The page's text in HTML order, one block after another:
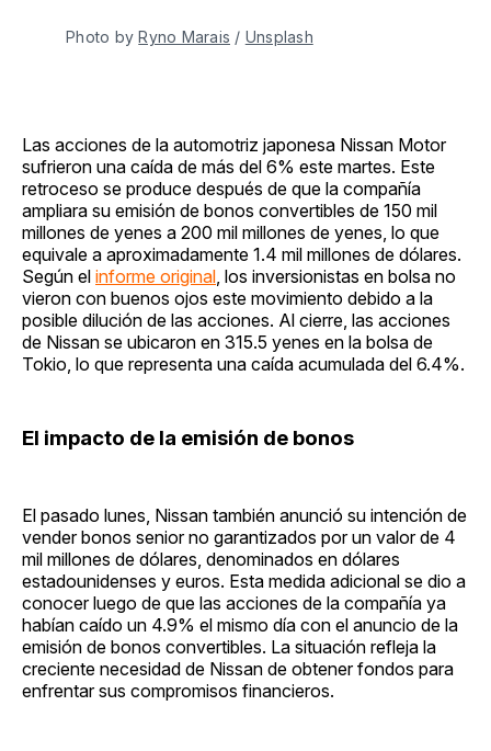
Photo by Ryno Marais / Unsplash
Las acciones de la automotriz japonesa Nissan Motor
sufrieron una caída de más del 6% este martes. Este
retroceso se produce después de que la compañía
ampliara su emisión de bonos convertibles de 150 mil
millones de yenes a 200 mil millones de yenes, lo que
equivale a aproximadamente 1.4 mil millones de dólares.
Según el informe original , los inversionistas en bolsa no
vieron con buenos ojos este movimiento debido a la
posible dilución de las acciones. Al cierre, las acciones
de Nissan se ubicaron en 315.5 yenes en la bolsa de
Tokio, lo que representa una caída acumulada del 6.4%.
El impacto de la emisión de bonos
El pasado lunes, Nissan también anunció su intención de
vender bonos senior no garantizados por un valor de 4
mil millones de dólares, denominados en dólares
estadounidenses y euros. Esta medida adicional se dio a
conocer luego de que las acciones de la compañía ya
habían caído un 4.9% el mismo día con el anuncio de la
emisión de bonos convertibles. La situación refleja la
creciente necesidad de Nissan de obtener fondos para
enfrentar sus compromisos financieros.